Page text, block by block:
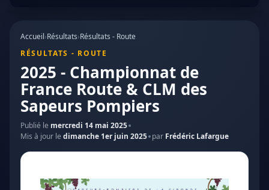
Accueil›Résultats›Résultats - Route
RÉSULTATS - ROUTE
2025 - Championnat de
France Route & CLM des
Sapeurs Pompiers
Publié le mercredi 14 mai 2025
Mis à jour le dimanche 1er juin 2025 par Frédéric Lafargue